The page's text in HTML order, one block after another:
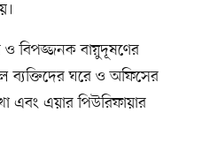
ও বিপজ্জনক বায়ুদূষণের
ব্যক্তিদের ঘরে ও অফিসের
এবং এয়ার পিউরিফায়ার